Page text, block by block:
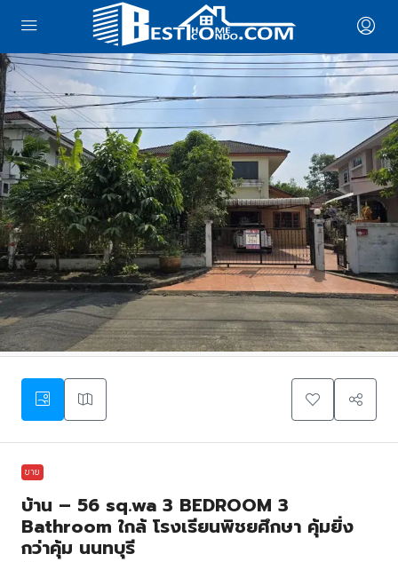
ขาย
บ้าน – 56 sq.wa 3 BEDROOM 3
Bathroom ใกล้ โรงเรียนพิชยศึกษา คุ้มยิ่ง
กว่าคุ้ม นนทบุรี